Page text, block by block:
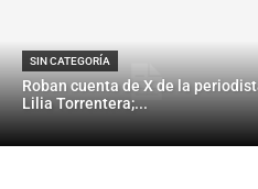
SIN CATEGORÍA
Roban cuenta de X de la
Lilia Torrentera;...